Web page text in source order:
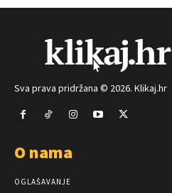
Sva prava pridržana © 2026. Klikaj.hr
O nama
OGLAŠAVANJE